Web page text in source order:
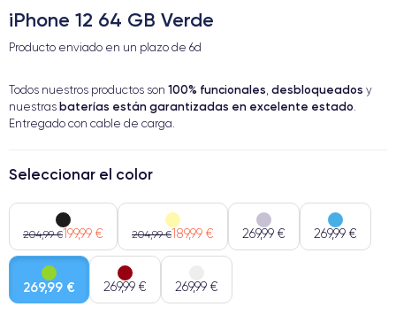
iPhone 12 64 GB Verde
Producto enviado en un plazo de 6d
Todos nuestros productos son 100% funcionales, desbloqueados y
nuestras baterías están garantizadas en excelente estado.
Entregado con cable de carga.
Seleccionar el color
204,99 €199,99 € 204,99 €189,99 € 269,99 € 269,99 €
269,99 € 269,99 € 269,99 €